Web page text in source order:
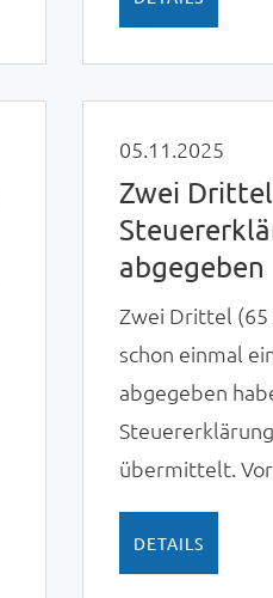
05.11.2025
Zwei
abgegeben
Zwei Drittel
schon einmal
abgegeben
übermittelt.
noch bei 58
einer
Personen ab 16
DETAILS